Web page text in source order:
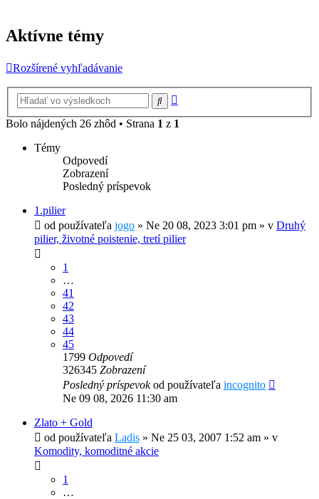
Aktívne témy
Rozšírené vyhľadávanie
Hľadať
Bolo nájdených 26 zhôd • Strana 1 z 1
Témy
Odpovedí
Zobrazení
Posledný príspevok
1.pilier
od používateľa jogo » Ne 20 08, 2023 3:01 pm » v Druhý
pilier, životné poistenie, tretí pilier
1
…
41
42
43
44
45
1799 Odpovedí
326345 Zobrazení
Posledný príspevokod používateľa incognito
Ne 09 08, 2026 11:30 am
Zlato + Gold
od používateľa Ladis » Ne 25 03, 2007 1:52 am » v
Komodity, komoditné akcie
1
…